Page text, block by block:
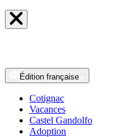
Édition française
Cotignac
Vacances
Castel Gandolfo
Adoption